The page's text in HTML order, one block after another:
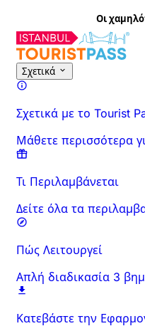
Οι
Σχετικά
Σχετικά με το Tourist
Μάθετε περισσότερα
Τι Περιλαμβάνεται
Δείτε όλα τα
Πώς Λειτουργεί
Απλή διαδικασία 3
Κατεβάστε την